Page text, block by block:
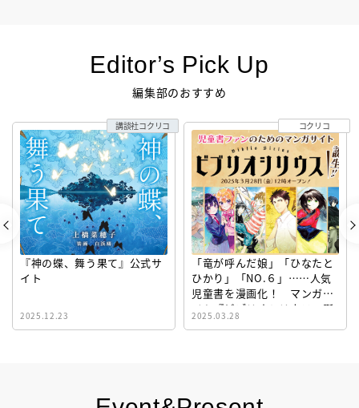
Editor’s Pick Up
編集部のおすすめ
『神の蝶、舞う果て』公式サ
イト
2025.12.23
講談社コクリコ
「竜が呼んだ娘」「ひなたと
ひかり」「NO.６」……人気
児童書を漫画化！ マンガサ
イト『ビブリオシリウス』誕
生！
2025.03.28
コクリコ